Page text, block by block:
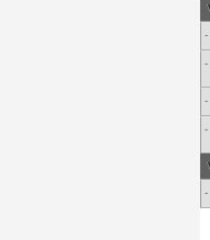
-
-
-
-
-